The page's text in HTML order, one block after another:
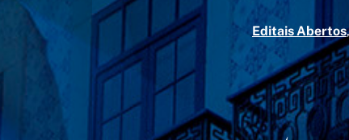
Editais Abertos